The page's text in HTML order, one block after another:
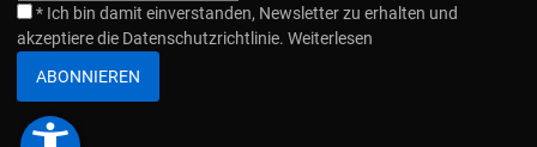
* Ich bin damit einverstanden, Newsletter zu erhalten und
akzeptiere die Datenschutzrichtlinie. Weiterlesen
ABONNIEREN